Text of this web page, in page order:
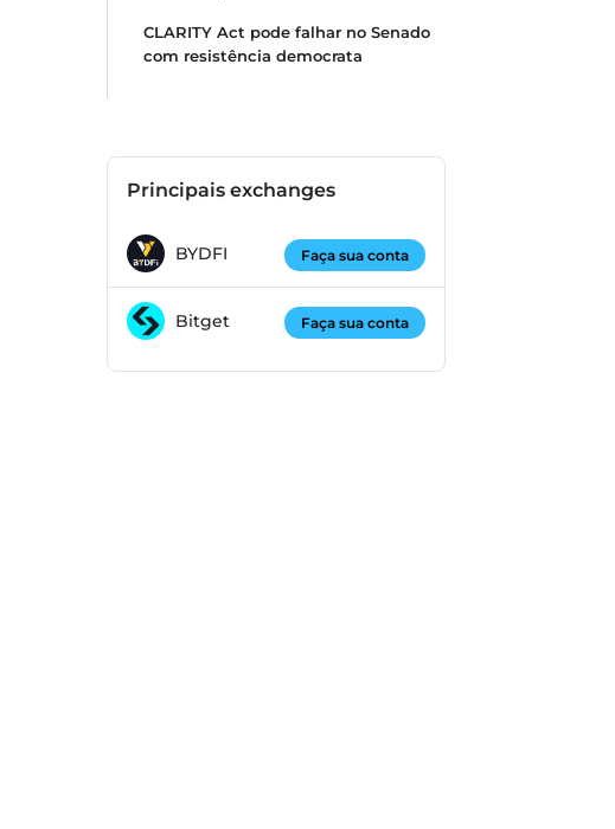
CLARITY Act pode falhar no Senado
com resistência democrata
Principais exchanges
BYDFI Faça sua conta
Bitget Faça sua conta